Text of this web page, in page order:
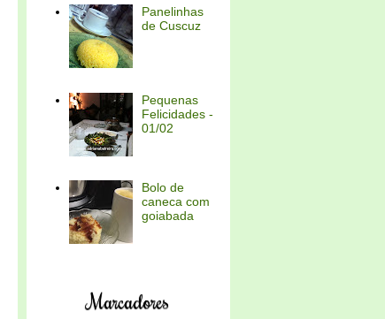
Panelinhas
de Cuscuz
Pequenas
Felicidades -
01/02
Bolo de
caneca com
goiabada
Marcadores